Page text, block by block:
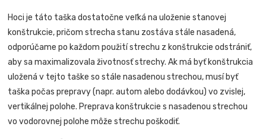
Hoci je táto taška dostatočne veľká na uloženie stanovej
konštrukcie, pričom strecha stanu zostáva stále nasadená,
odporúčame po každom použití strechu z konštrukcie odstrániť,
aby sa maximalizovala životnosť strechy. Ak má byť konštrukcia
uložená v tejto taške so stále nasadenou strechou, musí byť
taška počas prepravy (napr. autom alebo dodávkou) vo zvislej,
vertikálnej polohe. Preprava konštrukcie s nasadenou strechou
vo vodorovnej polohe môže strechu poškodiť.